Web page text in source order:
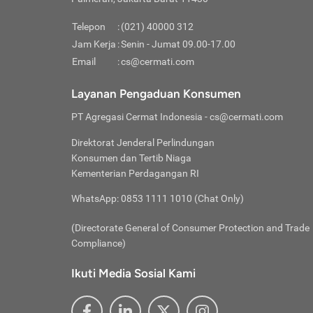
rendah
Jika
Kredit
Telepon :(021) 40000 312
Jam Kerja :Senin - Jumat 09.00-17.00
Email
:cs@cermati.com
Layanan Pengaduan Konsumen
PT Agregasi Cermat Indonesia - cs@cermati.com
Direktorat Jenderal Perlindungan
Konsumen dan Tertib Niaga
Kementerian Perdagangan RI
WhatsApp: 0853 1111 1010 (Chat Only)
(Directorate General of Consumer Protection and Trade
Compliance)
Ikuti Media Sosial Kami